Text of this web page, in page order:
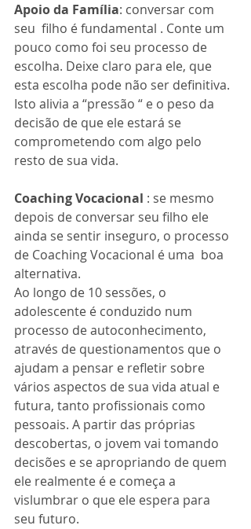
Apoio da Família: conversar com
seu  filho é fundamental . Conte um
pouco como foi seu processo de
escolha. Deixe claro para ele, que
esta escolha pode não ser definitiva.
Isto alivia a “pressão “ e o peso da
decisão de que ele estará se
comprometendo com algo pelo
resto de sua vida.
Coaching Vocacional : se mesmo
depois de conversar seu filho ele
ainda se sentir inseguro, o processo
de Coaching Vocacional é uma  boa
alternativa.
Ao longo de 10 sessões, o
adolescente é conduzido num
processo de autoconhecimento,
através de questionamentos que o
ajudam a pensar e refletir sobre
vários aspectos de sua vida atual e
futura, tanto profissionais como
pessoais. A partir das próprias
descobertas, o jovem vai tomando
decisões e se apropriando de quem
ele realmente é e começa a
vislumbrar o que ele espera para
seu futuro.